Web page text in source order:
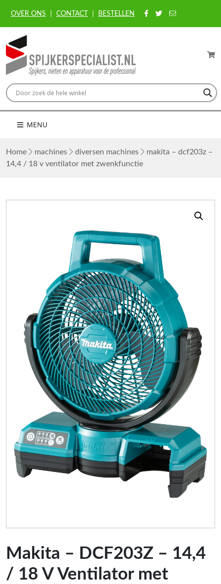
OVER ONS CONTACT BESTELLEN
MENU
Home machines diversen machines
makita – dcf203z –
14,4 / 18 v ventilator met zwenkfunctie
Makita – DCF203Z – 14,4
/ 18 V Ventilator met